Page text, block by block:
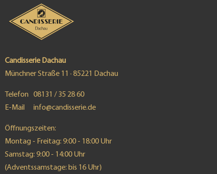
Candisserie Dachau
Münchner Straße 11 · 85221 Dachau
Telefon
08131 / 35 28 60
E-Mail
info@candisserie.de
Öffnungszeiten:
Montag - Freitag: 9:00 - 18:00 Uhr
Samstag: 9:00 - 14:00 Uhr
(Adventssamstage: bis 16 Uhr)